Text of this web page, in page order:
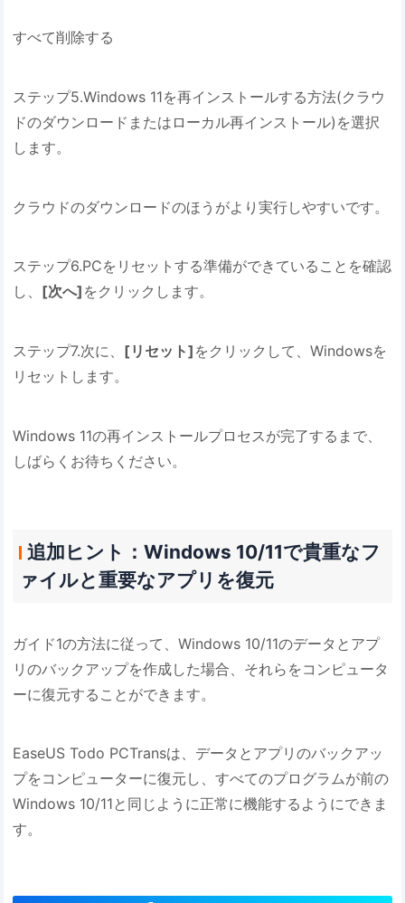
すべて削除する
ステップ5.Windows 11を再インストールする方法(クラウ
ドのダウンロードまたはローカル再インストール)を選択
します。
クラウドのダウンロードのほうがより実行しやすいです。
ステップ6.PCをリセットする準備ができていることを確認
し、 [次へ] をクリックします。
ステップ7.次に、 [リセット] をクリックして、Windowsを
リセットします。
Windows 11の再インストールプロセスが完了するまで、
しばらくお待ちください。
追加ヒント：Windows 10/11で貴重なフ
ァイルと重要なアプリを復元
ガイド1の方法に従って、Windows 10/11のデータとアプ
リのバックアップを作成した場合、それらをコンピュータ
ーに復元することができます。
EaseUS Todo PCTransは、データとアプリのバックアッ
プをコンピューターに復元し、すべてのプログラムが前の
Windows 10/11と同じように正常に機能するようにできま
す。